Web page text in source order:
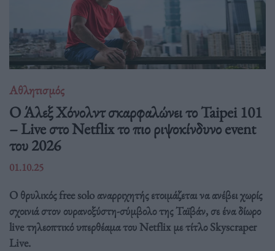
Αθλητισμός
Ο Άλεξ Χόνολντ σκαρφαλώνει το Taipei 101
– Live στο Netflix το πιο ριψοκίνδυνο event
του 2026
01.10.25
Ο θρυλικός free solo αναρριχητής ετοιμάζεται να ανέβει χωρίς
σχοινιά στον ουρανοξύστη-σύμβολο της Ταϊβάν, σε ένα δίωρο
live τηλεοπτικό υπερθέαμα του Netflix με τίτλο Skyscraper
Live.